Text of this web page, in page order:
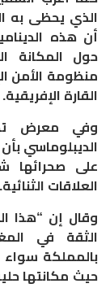
الذي يحظى به
أن هذه
حول المكانة
منظومة الأمن
القارة الإفريقية.
وفي معرض
الديبلوماسي
على صحرائها
العلاقات الثنائية.
وقال إن “هذا
الثقة في
بالمملكة سواء
حيث مكانتها